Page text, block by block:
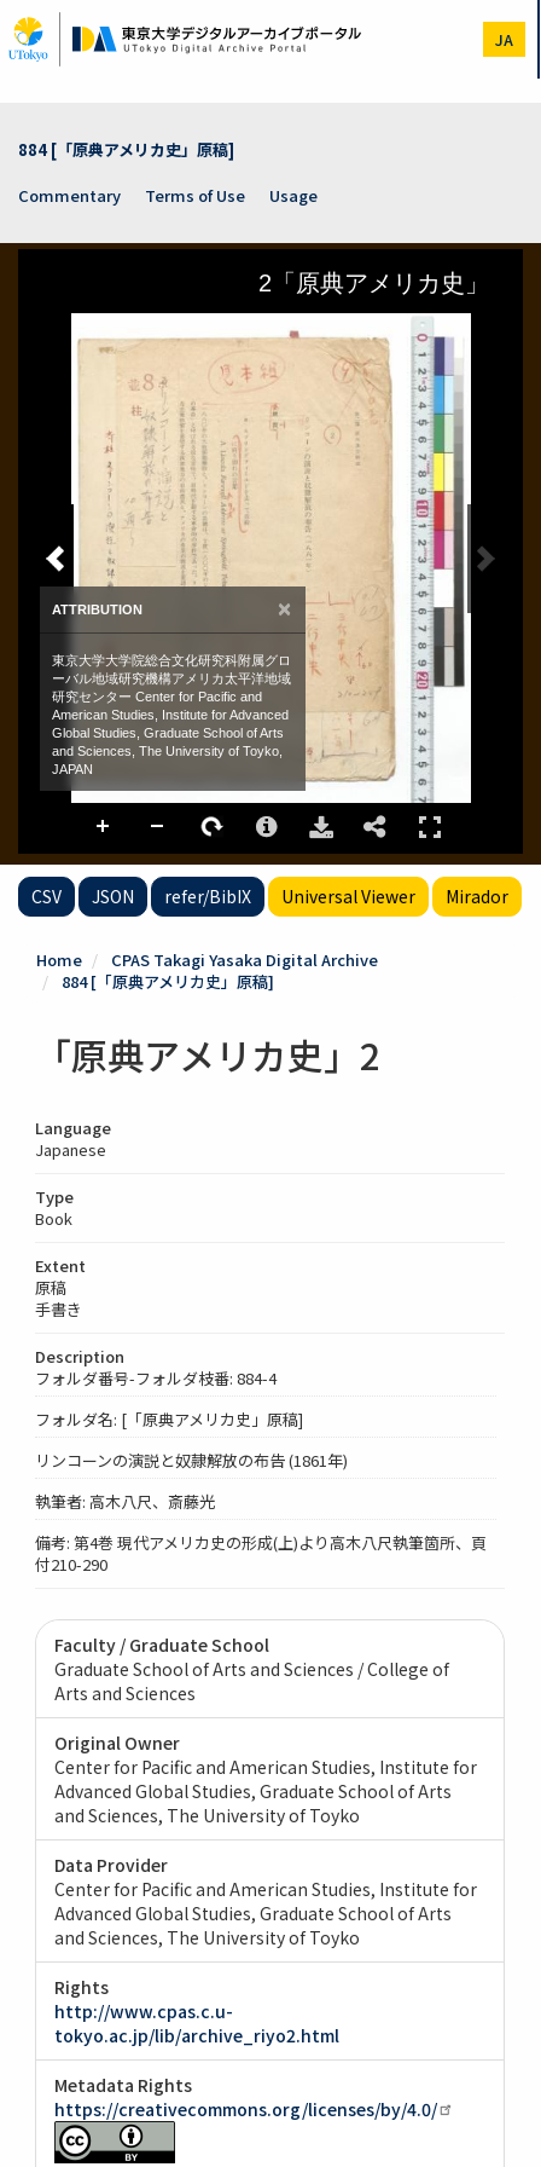
to
main
JA
884 [「原典アメリカ史」原稿]
Commentary
Terms of Use Usage
CSV JSON refer/BibIX Universal Viewer Mirador
Home
CPAS Takagi Yasaka Digital Archive
884 [「原典アメリカ史」原稿]
「原典アメリカ史」2
Language
Japanese
Type
Book
Extent
原稿
手書き
Description
フォルダ番号-フォルダ枝番: 884-4
フォルダ名: [「原典アメリカ史」原稿]
リンコーンの演説と奴隷解放の布告 (1861年)
執筆者: 高木八尺、斎藤光
備考: 第4巻 現代アメリカ史の形成(上)より高木八尺執筆箇所、頁
付210-290
Faculty / Graduate School
Graduate School of Arts and Sciences / College of
Arts and Sciences
Original Owner
Center for Pacific and American Studies, Institute for
Advanced Global Studies, Graduate School of Arts
and Sciences, The University of Toyko
Data Provider
Center for Pacific and American Studies, Institute for
Advanced Global Studies, Graduate School of Arts
and Sciences, The University of Toyko
Rights
http://www.cpas.c.u-
tokyo.ac.jp/lib/archive_riyo2.html
Metadata Rights
https://creativecommons.org/licenses/by/4.0/